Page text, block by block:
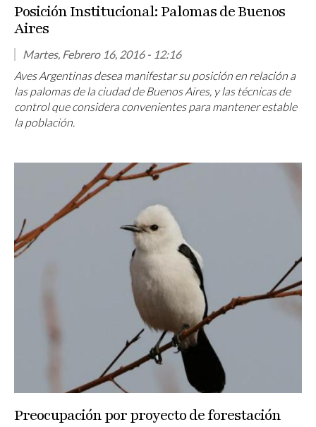
Posición Institucional: Palomas de Buenos
Aires
Martes, Febrero 16, 2016 - 12:16
Aves Argentinas desea manifestar su posición en relación a
las palomas de la ciudad de Buenos Aires, y las técnicas de
control que considera convenientes para mantener estable
la población.
Preocupación por proyecto de forestación